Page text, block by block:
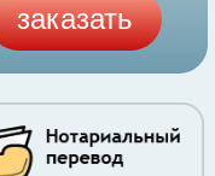
заказать